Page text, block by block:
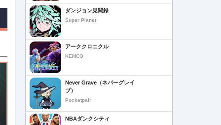
ダンジョン見聞録
Super Planet
アーククロニクル
KEMCO
Never Grave（ネバーグレイ
ブ）
Pocketpair
NBAダンクシティ